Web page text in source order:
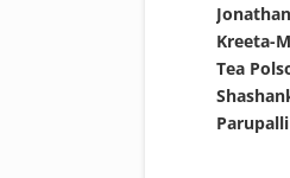
Kreeta-
Tea